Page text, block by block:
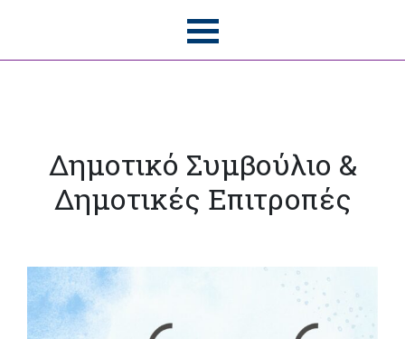
Δημοτικό Συμβούλιο &
Δημοτικές Επιτροπές